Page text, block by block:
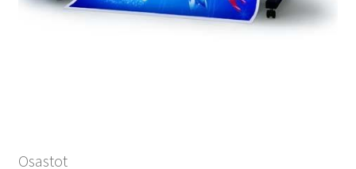
Värikartta
Osastot